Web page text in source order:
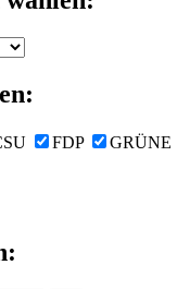
FDP GRÜNE